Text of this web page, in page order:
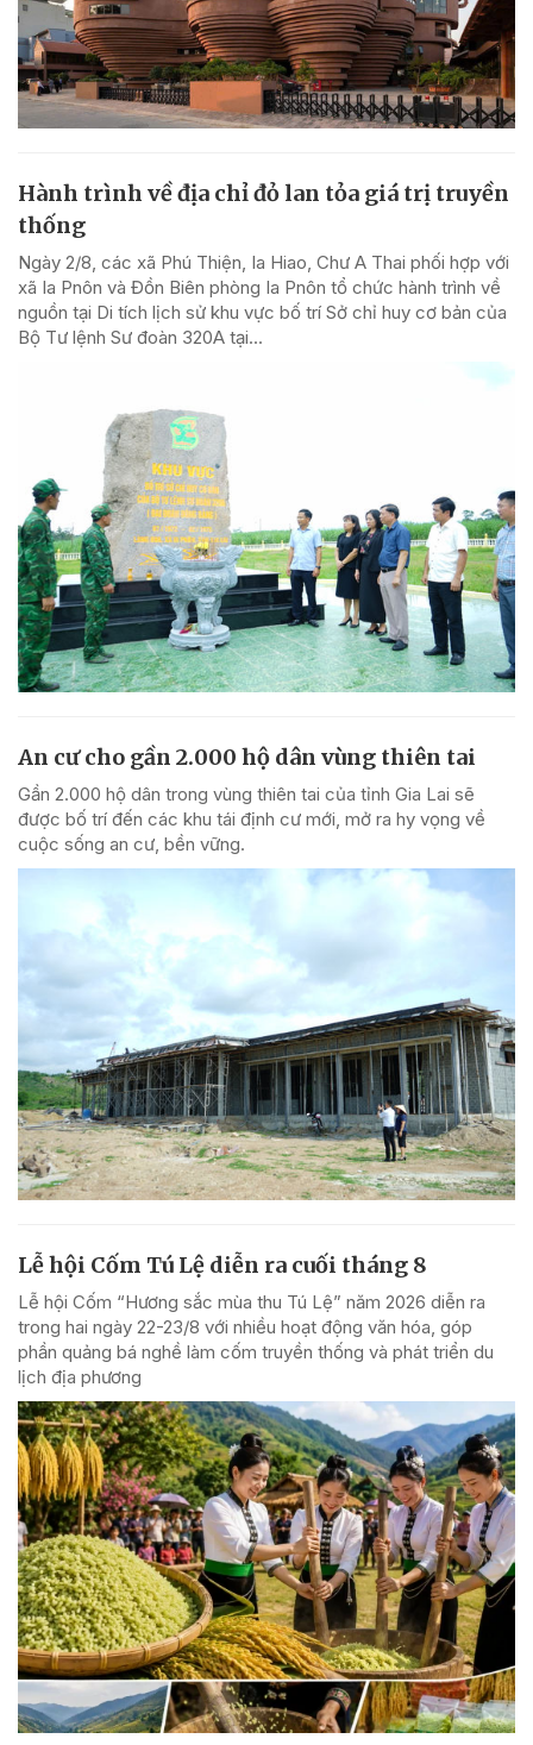
Hành trình về địa chỉ đỏ lan tỏa giá trị truyền
thống
Ngày 2/8, các xã Phú Thiện, Ia Hiao, Chư A Thai phối hợp với
xã Ia Pnôn và Đồn Biên phòng Ia Pnôn tổ chức hành trình về
nguồn tại Di tích lịch sử khu vực bố trí Sở chỉ huy cơ bản của
Bộ Tư lệnh Sư đoàn 320A tại...
An cư cho gần 2.000 hộ dân vùng thiên tai
Gần 2.000 hộ dân trong vùng thiên tai của tỉnh Gia Lai sẽ
được bố trí đến các khu tái định cư mới, mở ra hy vọng về
cuộc sống an cư, bền vững.
Lễ hội Cốm Tú Lệ diễn ra cuối tháng 8
Lễ hội Cốm “Hương sắc mùa thu Tú Lệ” năm 2026 diễn ra
trong hai ngày 22-23/8 với nhiều hoạt động văn hóa, góp
phần quảng bá nghề làm cốm truyền thống và phát triển du
lịch địa phương